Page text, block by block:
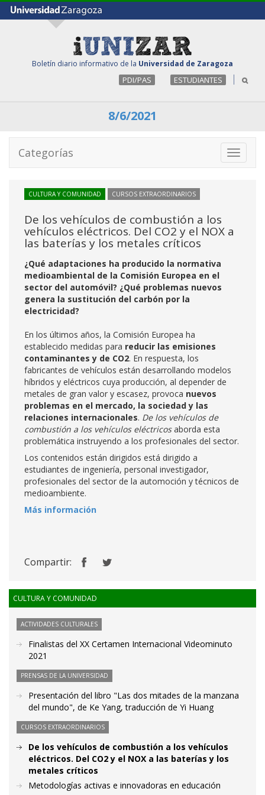
Boletín diario informativo de la Universidad de Zaragoza
PDI/PAS ESTUDIANTES
8/6/2021
Toggle
Categorías
CULTURA Y COMUNIDAD CURSOS EXTRAORDINARIOS
De los vehículos de combustión a los
vehículos eléctricos. Del CO2 y el NOX a
las baterías y los metales críticos
¿Qué adaptaciones ha producido la normativa
medioambiental de la Comisión Europea en el
sector del automóvil? ¿Qué problemas nuevos
genera la sustitución del carbón por la
electricidad?
En los últimos años, la Comisión Europea ha
establecido medidas para reducir las emisiones
contaminantes y de CO2. En respuesta, los
fabricantes de vehículos están desarrollando modelos
híbridos y eléctricos cuya producción, al depender de
metales de gran valor y escasez, provoca nuevos
problemas en el mercado, la sociedad y las
relaciones internacionales. De los vehículos de
combustión a los vehículos eléctricosaborda esta
problemática instruyendo a los profesionales del sector.
Los contenidos están dirigidos está dirigido a
estudiantes de ingeniería, personal investigador,
profesionales del sector de la automoción y técnicos de
medioambiente.
Más información
Compartir:
CULTURA Y COMUNIDAD
ACTIVIDADES CULTURALES
Finalistas del XX Certamen Internacional Videominuto
2021
PRENSAS DE LA UNIVERSIDAD
Presentación del libro "Las dos mitades de la manzana
del mundo", de Ke Yang, traducción de Yi Huang
CURSOS EXTRAORDINARIOS
De los vehículos de combustión a los vehículos
eléctricos. Del CO2 y el NOX a las baterías y los
metales críticos
Metodologías activas e innovadoras en educación